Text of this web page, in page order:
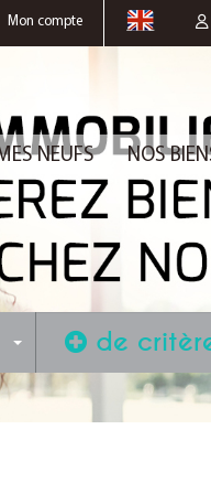
Mon compte
NEUFS NOS
de